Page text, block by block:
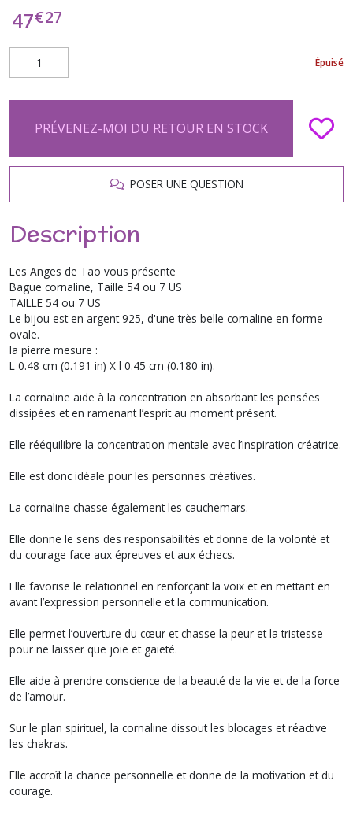
47€27
Épuisé
PRÉVENEZ-MOI DU RETOUR EN STOCK
POSER UNE QUESTION
Description
Les Anges de Tao vous présente
Bague cornaline, Taille 54 ou 7 US
TAILLE 54 ou 7 US
Le bijou est en argent 925, d'une très belle cornaline en forme
ovale.
la pierre mesure :
L 0.48 cm (0.191 in) X l 0.45 cm (0.180 in).
La cornaline aide à la concentration en absorbant les pensées
dissipées et en ramenant l’esprit au moment présent.
Elle rééquilibre la concentration mentale avec l’inspiration créatrice.
Elle est donc idéale pour les personnes créatives.
La cornaline chasse également les cauchemars.
Elle donne le sens des responsabilités et donne de la volonté et
du courage face aux épreuves et aux échecs.
Elle favorise le relationnel en renforçant la voix et en mettant en
avant l’expression personnelle et la communication.
Elle permet l’ouverture du cœur et chasse la peur et la tristesse
pour ne laisser que joie et gaieté.
Elle aide à prendre conscience de la beauté de la vie et de la force
de l’amour.
Sur le plan spirituel, la cornaline dissout les blocages et réactive
les chakras.
Elle accroît la chance personnelle et donne de la motivation et du
courage.